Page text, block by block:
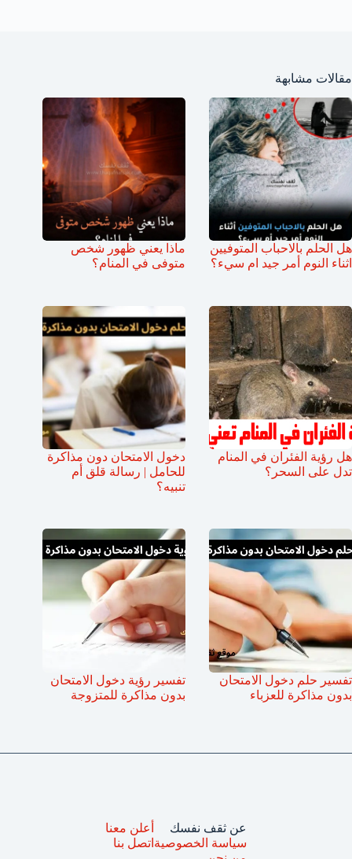
مقالات مشابهة
هل الحلم بالاحباب المتوفيين
اثناء النوم أمر جيد ام سيء؟
ماذا يعني ظهور شخص
متوفى في المنام؟
هل رؤية الفئران في المنام
تدل على السحر؟
دخول الامتحان دون مذاكرة
للحامل | رسالة قلق أم
تنبيه؟
تفسير حلم دخول الامتحان
بدون مذاكرة للعزباء
تفسير رؤية دخول الامتحان
بدون مذاكرة للمتزوجة
عن ثقف نفسك
سياسة الخصوصية
أعلن معنا
اتصل بنا